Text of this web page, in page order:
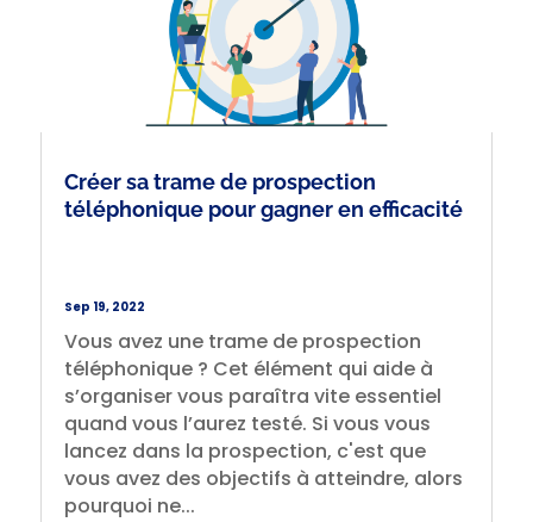
Créer sa trame de prospection
téléphonique pour gagner en efficacité
Sep 19, 2022
Vous avez une trame de prospection
téléphonique ? Cet élément qui aide à
s’organiser vous paraîtra vite essentiel
quand vous l’aurez testé. Si vous vous
lancez dans la prospection, c'est que
vous avez des objectifs à atteindre, alors
pourquoi ne...